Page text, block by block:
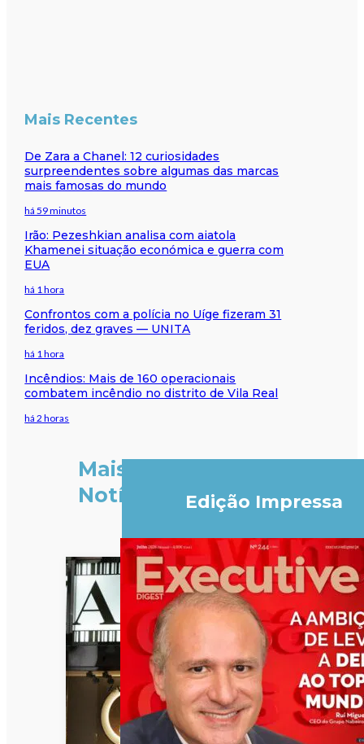
Mais Recentes
De Zara a Chanel: 12 curiosidades
surpreendentes sobre algumas das marcas
mais famosas do mundo
há 59 minutos
Irão: Pezeshkian analisa com aiatola
Khamenei situação económica e guerra com
EUA
há 1 hora
Confrontos com a polícia no Uíge fizeram 31
feridos, dez graves — UNITA
há 1 hora
Incêndios: Mais de 160 operacionais
combatem incêndio no distrito de Vila Real
há 2 horas
Mais
Notícias
Edição Impressa